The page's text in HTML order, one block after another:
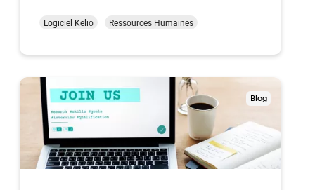
progressivement apparaître les nouveautés
en œuvre par le gouvernement Arizona est
destiné à faciliter l’…
Logiciel Kelio Ressources Humaines
Blog